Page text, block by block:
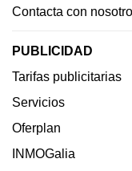
Contacta con
PUBLICIDAD
Tarifas publicitarias
Servicios
Oferplan
INMOGalia